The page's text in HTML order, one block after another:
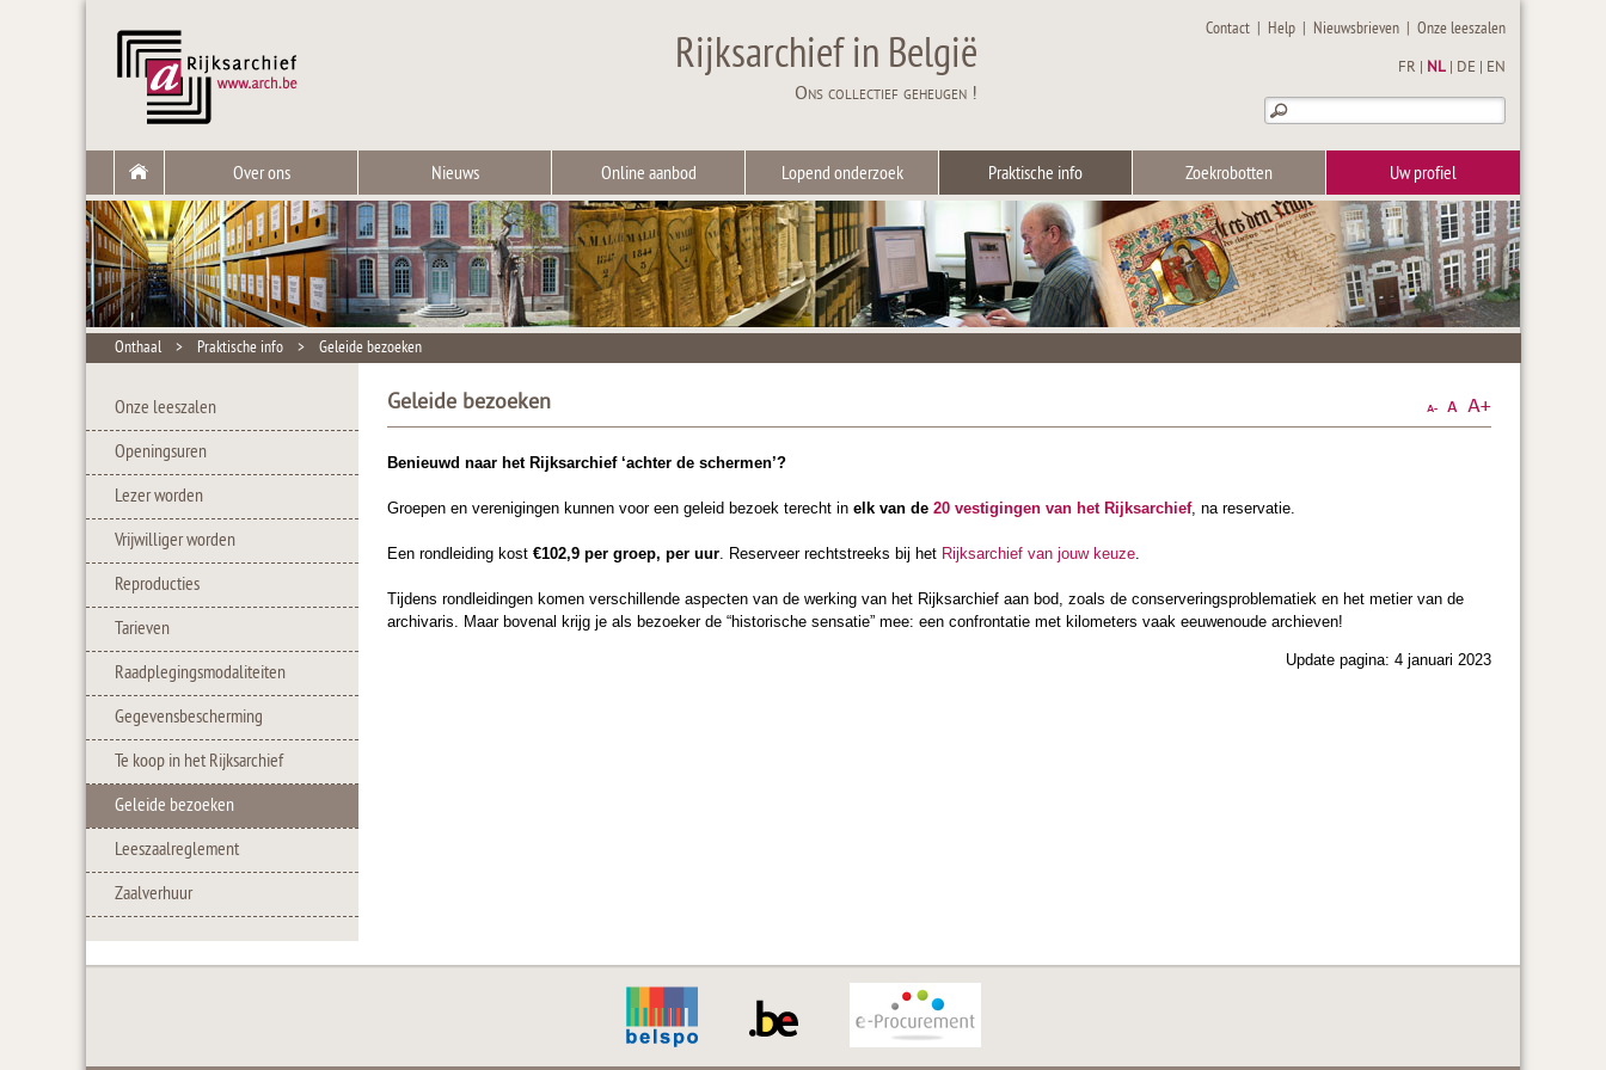
Rijksarchief in België
Ons collectief geheugen !
Contact | Help | Nieuwsbrieven |Onze leeszalen
FR NL DE EN
Over ons Nieuws Online aanbod Lopend onderzoek Praktische info Zoekrobotten Uw profiel
Onthaal > Praktische info > Geleide bezoeken
Onze leeszalen
Openingsuren
Lezer worden
Vrijwilliger worden
Reproducties
Tarieven
Raadplegingsmodaliteiten
Gegevensbescherming
Te koop in het Rijksarchief
Geleide bezoeken
Leeszaalreglement
Zaalverhuur
Geleide bezoeken
Benieuwd naar het Rijksarchief ‘achter de schermen’?
Groepen en verenigingen kunnen voor een geleid bezoek terecht in elk van de 20 vestigingen van het Rijksarchief, na reservatie.
Een rondleiding kost €102,9​ per groep, per uur. Reserveer rechtstreeks bij het Rijksarchief van jouw keuze.
Tijdens rondleidingen komen verschillende aspecten van de werking van het Rijksarchief aan bod, zoals de conserveringsproblematiek en het metier van de
archivaris. Maar bovenal krijg je als bezoeker de “historische sensatie” mee: een confrontatie met kilometers vaak eeuwenoude archieven!
Update pagina: 4 januari 2023